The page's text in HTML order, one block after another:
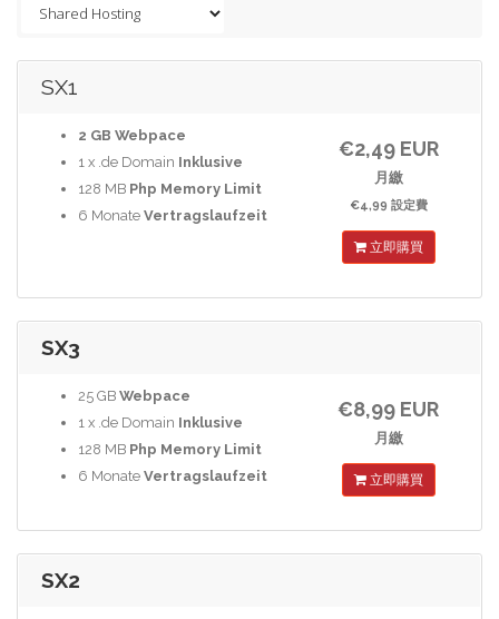
SX1
2 GB Webpace
1 x .de Domain Inklusive
128 MB Php Memory Limit
6 Monate Vertragslaufzeit
€2,49 EUR
月繳
€4,99 設定費
立即購買
SX3
25 GB Webpace
1 x .de Domain Inklusive
128 MB Php Memory Limit
6 Monate Vertragslaufzeit
€8,99 EUR
月繳
立即購買
SX2